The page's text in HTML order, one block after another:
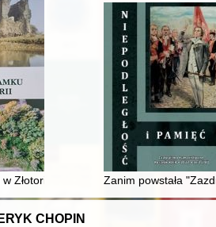
from Solna Street : Isaac Celnikier
Złotorii Zanim powstała
CHOPIN